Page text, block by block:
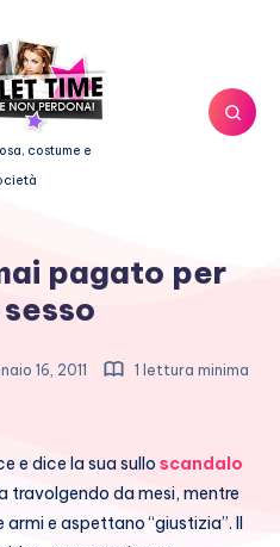
costume e
pagato per
16, 2011 1 lettura minima
e dice la sua sullo scandalo
travolgendo da mesi, mentre
e aspettano “giustizia”. Il